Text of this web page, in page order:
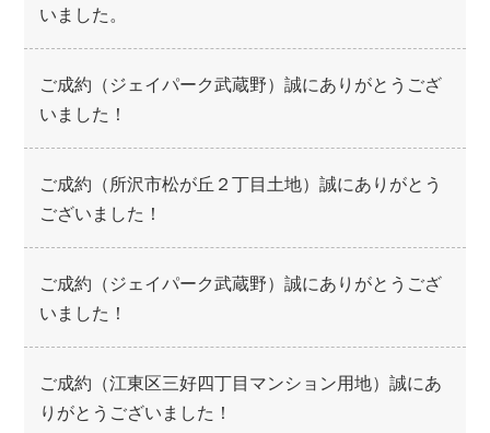
いました。
ご成約（ジェイパーク武蔵野）誠にありがとうござ
いました！
ご成約（所沢市松が丘２丁目土地）誠にありがとう
ございました！
ご成約（ジェイパーク武蔵野）誠にありがとうござ
いました！
ご成約（江東区三好四丁目マンション用地）誠にあ
りがとうございました！